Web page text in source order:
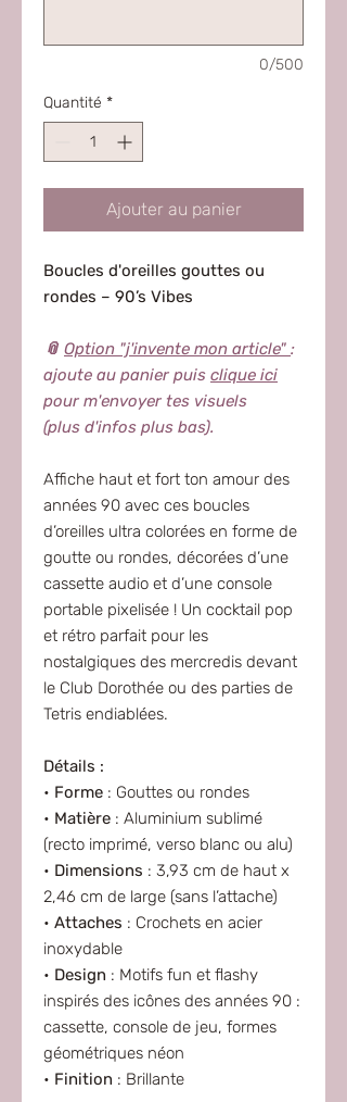
0/500
Quantité *
Ajouter au panier
Boucles d'oreilles gouttes ou
rondes – 90’s Vibes
📎 Option "j'invente mon article" :
ajoute au panier puis clique ici
pour m'envoyer tes visuels
(plus d'infos plus bas).
Affiche haut et fort ton amour des
années 90 avec ces boucles
d’oreilles ultra colorées en forme de
goutte ou rondes, décorées d’une
cassette audio et d’une console
portable pixelisée ! Un cocktail pop
et rétro parfait pour les
nostalgiques des mercredis devant
le Club Dorothée ou des parties de
Tetris endiablées.
Détails :
• Forme : Gouttes ou rondes
• Matière : Aluminium sublimé
(recto imprimé, verso blanc ou alu)
• Dimensions : 3,93 cm de haut x
2,46 cm de large (sans l’attache)
• Attaches : Crochets en acier
inoxydable
• Design : Motifs fun et flashy
inspirés des icônes des années 90 :
cassette, console de jeu, formes
géométriques néon
• Finition : Brillante